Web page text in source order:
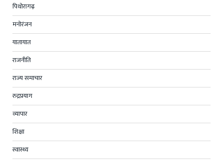
पिथोरागढ़
मनोरंजन
यातायात
राजनीति
राज्य समाचार
रुद्रप्रयाग
व्यापार
शिक्षा
स्वास्थ्य